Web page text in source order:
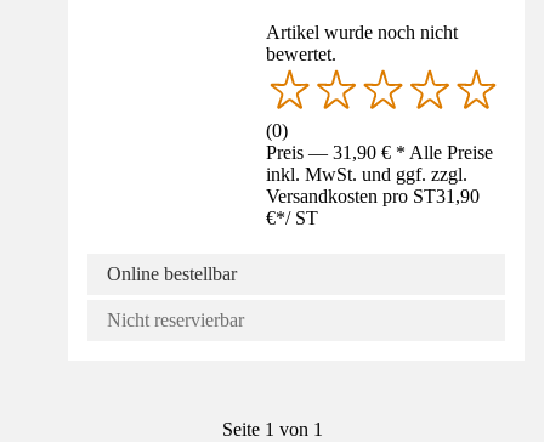
Artikel wurde noch nicht
bewertet.
(0)
Preis — 31,90 € * Alle Preise
inkl. MwSt. und ggf. zzgl.
Versandkosten pro ST31,90
€*/ ST
Online bestellbar
Nicht reservierbar
Seite 1 von 1